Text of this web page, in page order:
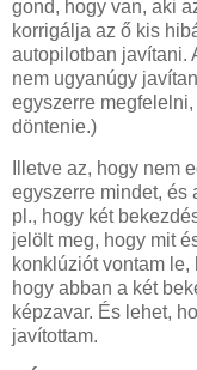
gond, hogy van, aki
korrigálja az ő kis
autopilotban javítani.
nem ugyanúgy
egyszerre
döntenie.)
Illetve az, hogy nem
egyszerre mindet, és
pl., hogy két
jelölt meg, hogy mit
konklúziót vontam le,
hogy abban a két
képzavar. És lehet,
javítottam.